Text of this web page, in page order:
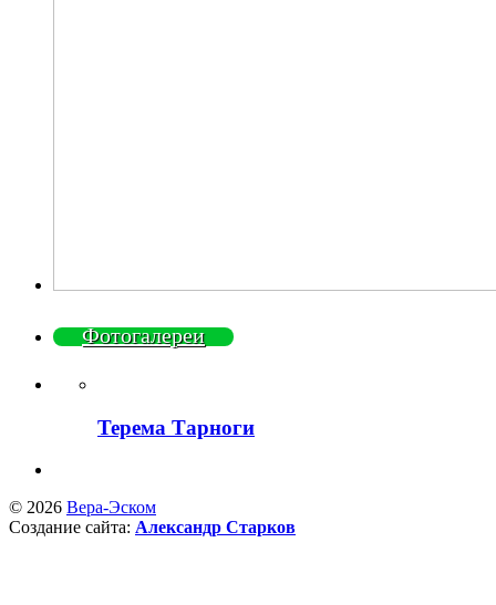
Фотогалереи
Терема Тарноги
© 2026 Вера-Эском
Создание сайта: Александр Старков